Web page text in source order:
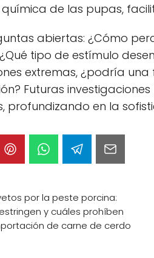
de las pupas,
abiertas: ¿Cómo
tipo de estímulo
extremas, ¿podría
Futuras
profundizando en la
por la peste porcina:
y cuáles prohíben
de carne de cerdo